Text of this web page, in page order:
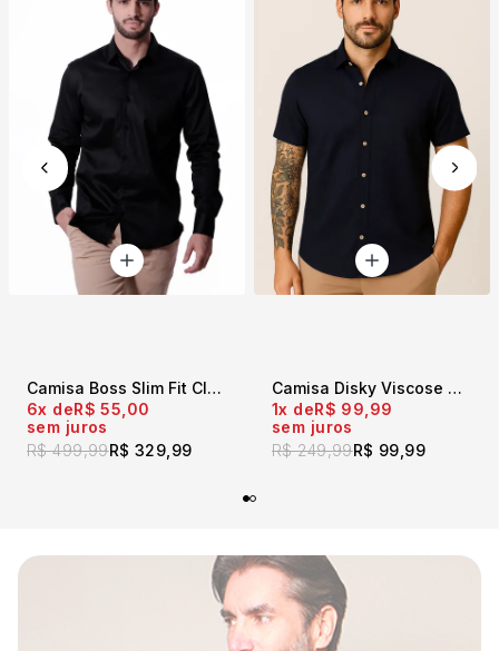
Camisa Boss Slim Fit Classic Manga Longa Preta
R$ 499,99R$ 329,99
6x
R$ 55,00
sem juros
Camisa Disky Viscose Manga Curta Bege
R$ 249,99R$ 99,99
1x
R$ 99,99
sem juros